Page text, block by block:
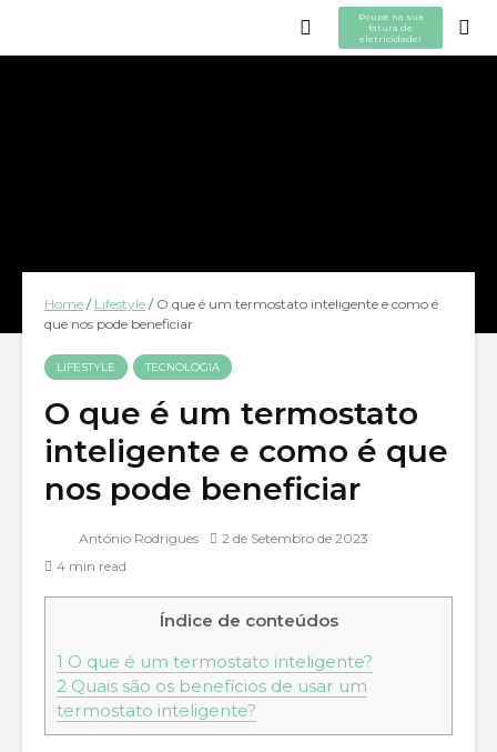
Poupe na sua
fatura de
eletricidade!
Home / Lifestyle / O que é um termostato inteligente e como é
que nos pode beneficiar
LIFESTYLE TECNOLOGIA
O que é um termostato
inteligente e como é que
nos pode beneficiar
António Rodrigues
2 de Setembro de 2023
4 min read
Índice de conteúdos
1 O que é um termostato inteligente?
2 Quais são os benefícios de usar um
termostato inteligente?